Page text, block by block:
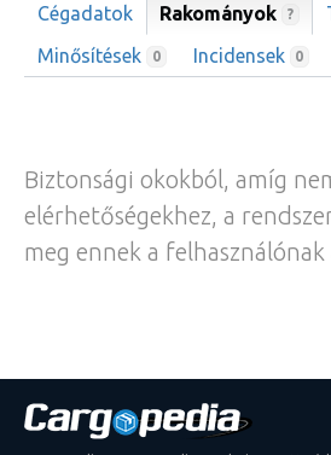
Cégadatok Rakományok ?
Minősítések 0 Incidensek 0
Biztonsági okokból, amíg
elérhetőségekhez, a
meg ennek a